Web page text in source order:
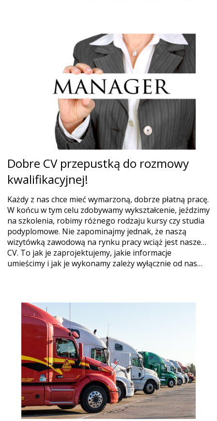
Dobre CV przepustką do rozmowy
kwalifikacyjnej!
Każdy z nas chce mieć wymarzoną, dobrze płatną pracę.
W końcu w tym celu zdobywamy wykształcenie, jeździmy
na szkolenia, robimy różnego rodzaju kursy czy studia
podyplomowe. Nie zapominajmy jednak, że naszą
wizytówką zawodową na rynku pracy wciąż jest nasze…
CV. To jak je zaprojektujemy, jakie informacje
umieścimy i jak je wykonamy zależy wyłącznie od nas…